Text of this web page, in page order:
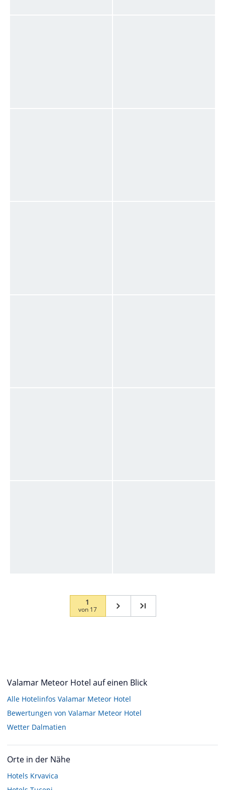
1
von 17
Valamar Meteor Hotel auf einen Blick
Alle Hotelinfos Valamar Meteor Hotel
Bewertungen von Valamar Meteor Hotel
Wetter Dalmatien
Orte in der Nähe
Hotels Krvavica